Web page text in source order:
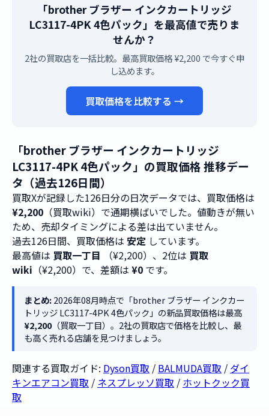
「brother ブラザー インクカートリッジ
LC3117-4PK 4色パック」を最高値で売りま
せんか？
2社の買取店を一括比較。最高買取価格 ¥2,200 で今すぐ申
し込めます。
買取価格を比較する →
「brother ブラザー インクカートリッジ
LC3117-4PK 4色パック」の買取価格 推移デー
タ（過去126日間）
買取Xが記録した126日分の日次データでは、買取価格は
¥2,200 （買取wiki）で通期横ばいでした。値動きが無い
ため、売却タイミングによる差は出ていません。
過去126日間、買取価格は 安定 しています。
最高値は 買取一丁目 （¥2,200）、2位は 買取
wiki （¥2,200）で、差額は ¥0 です。
まとめ:2026年08月時点で「brother ブラザー インクカー
トリッジ LC3117-4PK 4色パック」の新品買取価格は最高
¥2,200（買取一丁目）。2社の買取店で価格を比較し、最
も高く売れる店舗を見つけましょう。
関連する買取ガイド: Dyson買取 / BALMUDA買取 / ダイ
キンエアコン買取 / ネスプレッソ買取 / ホットクック買
取